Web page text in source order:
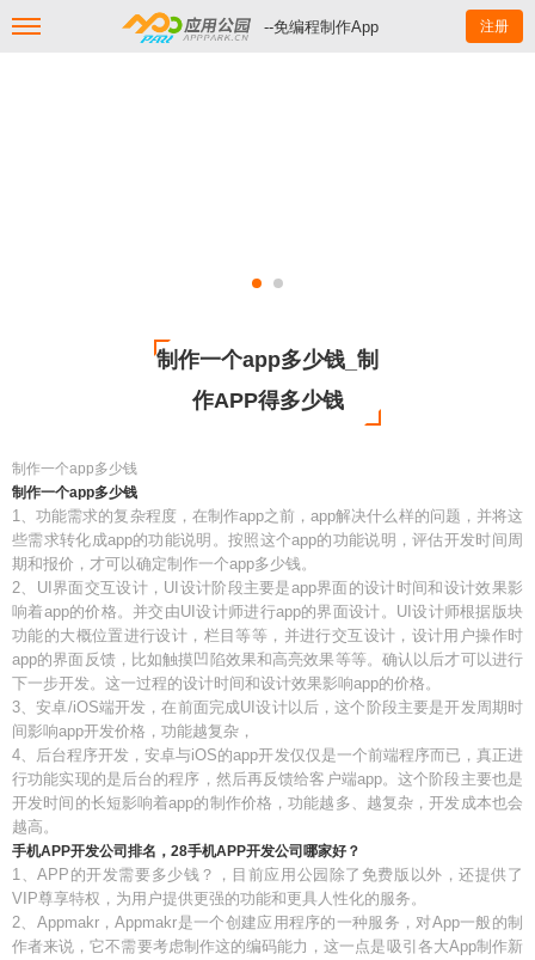
--免编程制作App 注册
制作一个app多少钱_制
作APP得多少钱
制作一个app多少钱
制作一个app多少钱
1、功能需求的复杂程度，在制作app之前，app解决什么样的问题，并将这
些需求转化成app的功能说明。按照这个app的功能说明，评估开发时间周
期和报价，才可以确定制作一个app多少钱。
2、UI界面交互设计，UI设计阶段主要是app界面的设计时间和设计效果影
响着app的价格。并交由UI设计师进行app的界面设计。UI设计师根据版块
功能的大概位置进行设计，栏目等等，并进行交互设计，设计用户操作时
app的界面反馈，比如触摸凹陷效果和高亮效果等等。确认以后才可以进行
下一步开发。这一过程的设计时间和设计效果影响app的价格。
3、安卓/iOS端开发，在前面完成UI设计以后，这个阶段主要是开发周期时
间影响app开发价格，功能越复杂，
4、后台程序开发，安卓与iOS的app开发仅仅是一个前端程序而已，真正进
行功能实现的是后台的程序，然后再反馈给客户端app。这个阶段主要也是
开发时间的长短影响着app的制作价格，功能越多、越复杂，开发成本也会
越高。
手机APP开发公司排名，28手机APP开发公司哪家好？
1、APP的开发需要多少钱？，目前应用公园除了免费版以外，还提供了
VIP尊享特权，为用户提供更强的功能和更具人性化的服务。
2、Appmakr，Appmakr是一个创建应用程序的一种服务，对App一般的制
作者来说，它不需要考虑制作这的编码能力，这一点是吸引各大App制作新